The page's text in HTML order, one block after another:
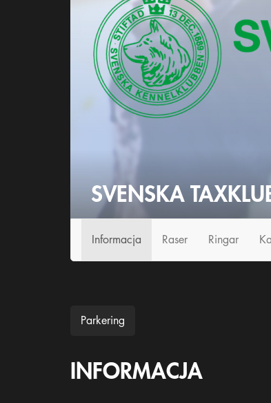
SVENSKA
Informacja Raser Ringar
Parkering
INFORMACJA